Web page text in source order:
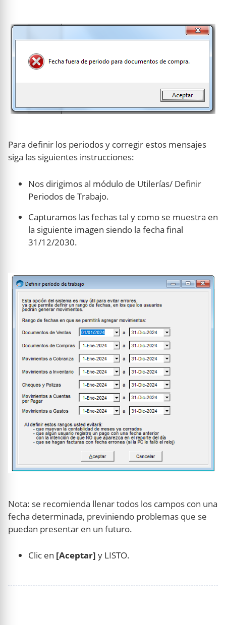
Para definir los periodos y corregir estos mensajes
siga las siguientes instrucciones:
Nos dirigimos al módulo de Utilerías/ Definir
Periodos de Trabajo.
Capturamos las fechas tal y como se muestra en
la siguiente imagen siendo la fecha final
31/12/2030.
Nota: se recomienda llenar todos los campos con una
fecha determinada, previniendo problemas que se
puedan presentar en un futuro.
Clic en [Aceptar] y LISTO.